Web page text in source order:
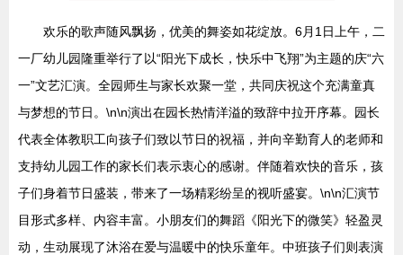
欢乐的歌声随风飘扬，优美的舞姿如花绽放。6月1日上午，二
一厂幼儿园隆重举行了以“阳光下成长，快乐中飞翔”为主题的庆“六
一”文艺汇演。全园师生与家长欢聚一堂，共同庆祝这个充满童真
与梦想的节日。\n\n演出在园长热情洋溢的致辞中拉开序幕。园长
代表全体教职工向孩子们致以节日的祝福，并向辛勤育人的老师和
支持幼儿园工作的家长们表示衷心的感谢。伴随着欢快的音乐，孩
子们身着节日盛装，带来了一场精彩纷呈的视听盛宴。\n\n汇演节
目形式多样、内容丰富。小朋友们的舞蹈《阳光下的微笑》轻盈灵
动，生动展现了沐浴在爱与温暖中的快乐童年。中班孩子们则表演